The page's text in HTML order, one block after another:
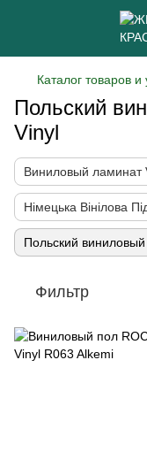
Каталог товаров и
Польский
Vinyl
Виниловый ламинат
Німецька Вінілова
Польский
Фильтр